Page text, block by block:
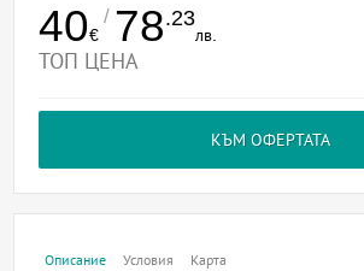
40€
/ 78.23
лв.
ТОП ЦЕНА
КЪМ ОФЕРТАТА
Описание Условия Карта